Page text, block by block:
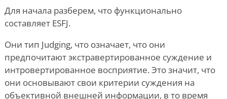
Для начала разберем, что функционально
составляет ESFJ.
Они тип Judging, что означает, что они
предпочитают экстравертированное суждение и
интровертированное восприятие. Это значит, что
они основывают свои критерии суждения на
объективной внешней информации, в то время